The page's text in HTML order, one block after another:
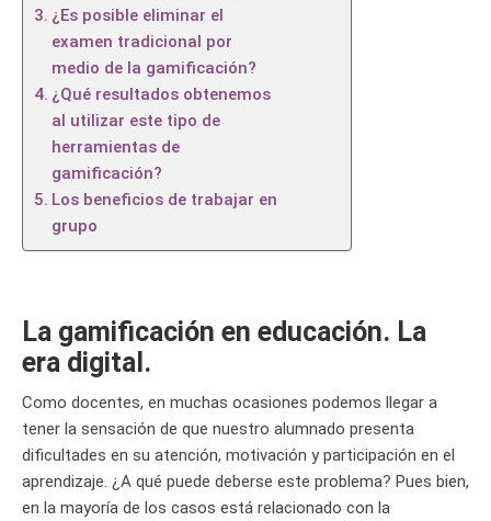
¿Es posible eliminar el
examen tradicional por
medio de la gamificación?
¿Qué resultados obtenemos
al utilizar este tipo de
herramientas de
gamificación?
Los beneficios de trabajar en
grupo
La gamificación en educación. La
era digital.
Como docentes, en muchas ocasiones podemos llegar a
tener la sensación de que nuestro alumnado presenta
dificultades en su atención, motivación y participación en el
aprendizaje. ¿A qué puede deberse este problema? Pues bien,
en la mayoría de los casos está relacionado con la